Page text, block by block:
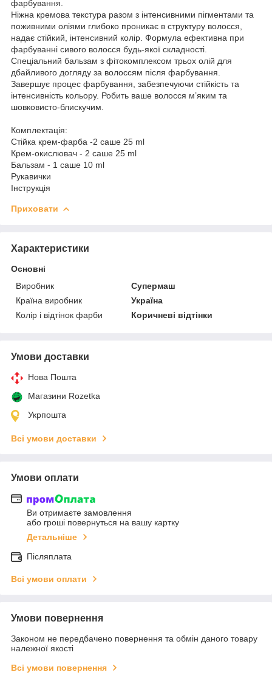
фарбування.
Ніжна кремова текстура разом з інтенсивними пігментами та
поживними оліями глибоко проникає в структуру волосся,
надає стійкий, інтенсивний колір. Формула ефективна при
фарбуванні сивого волосся будь-якої складності.
Спеціальний бальзам з фітокомплексом трьох олій для
дбайливого догляду за волоссям після фарбування.
Завершує процес фарбування, забезпечуючи стійкість та
інтенсивність кольору. Робить ваше волосся м’яким та
шовковисто-блискучим.
Комплектація:
Стійка крем-фарба -2 саше 25 ml
Крем-окислювач - 2 саше 25 ml
Бальзам - 1 саше 10 ml
Рукавички
Інструкція
Приховати
Характеристики
Основні
Виробник
Супермаш
Країна виробник
Україна
Колір і відтінок фарби
Коричневі відтінки
Умови доставки
Нова Пошта
Магазини Rozetka
Укрпошта
Всі умови доставки
Умови оплати
Ви отримаєте замовлення
або гроші повернуться на вашу картку
Детальніше
Післяплата
Всі умови оплати
Умови повернення
Законом не передбачено повернення та обмін даного товару
належної якості
Всі умови повернення